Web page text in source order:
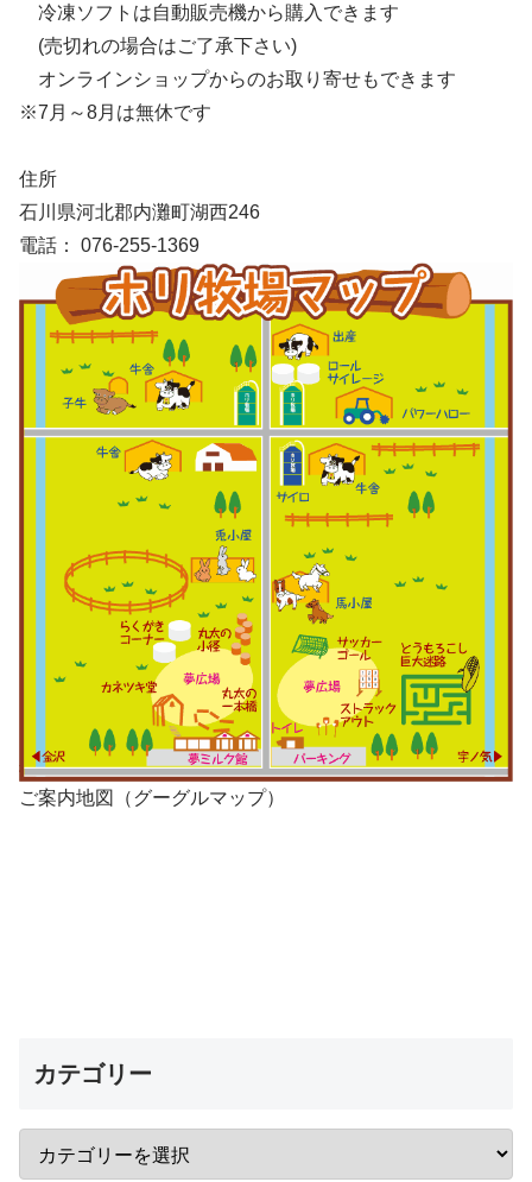
冷凍ソフトは自動販売機から購入できます
(売切れの場合はご了承下さい)
オンラインショップからのお取り寄せもできます
※7月～8月は無休です
住所
石川県河北郡内灘町湖西246
電話： 076-255-1369
ご案内地図（グーグルマップ）
カテゴリー